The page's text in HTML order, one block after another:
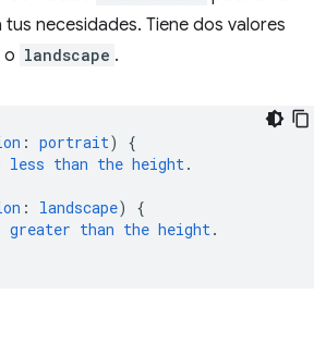
necesidades. Tiene dos valores
o landscape .
: portrait)
{
less than the height.
: landscape)
{
greater than the height.